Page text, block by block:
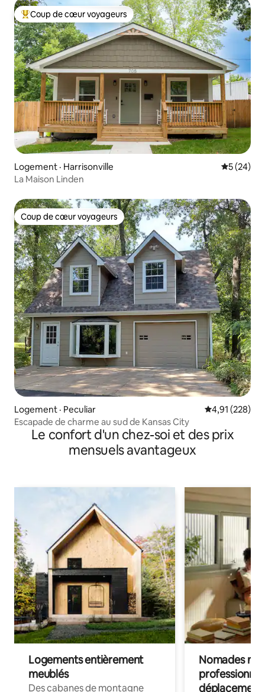
Coup de cœur voyageurs parmi les plus aimés
Coup de cœur voyageurs
Logement · Harrisonville Note
5 (24)
La Maison Linden
Coup de cœur voyageurs
Coup de cœur voyageurs
Logement · Peculiar Note
4,91 (228)
Escapade de charme au sud de Kansas City
Le confort d'un chez-soi et des prix
mensuels avantageux
Logements entièrement
meublés
Des cabanes de montagne
Nomades
déplacement